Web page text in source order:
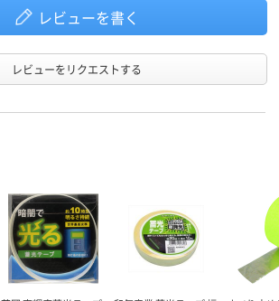
レビューを書く
レビューをリクエストする